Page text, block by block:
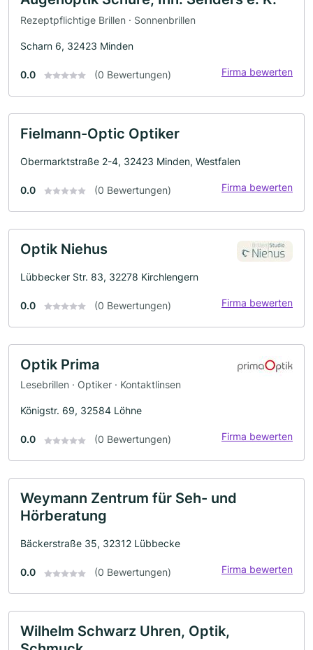
Rezeptpflichtige Brillen · Sonnenbrillen
Scharn 6, 32423 Minden
0.0 (0 Bewertungen) Firma bewerten
Fielmann-Optic Optiker
Obermarktstraße 2-4, 32423 Minden, Westfalen
0.0 (0 Bewertungen) Firma bewerten
Optik Niehus
Lübbecker Str. 83, 32278 Kirchlengern
0.0 (0 Bewertungen) Firma bewerten
Optik Prima
Lesebrillen · Optiker · Kontaktlinsen
Königstr. 69, 32584 Löhne
0.0 (0 Bewertungen) Firma bewerten
Weymann Zentrum für Seh- und
Hörberatung
Bäckerstraße 35, 32312 Lübbecke
0.0 (0 Bewertungen) Firma bewerten
Wilhelm Schwarz Uhren, Optik,